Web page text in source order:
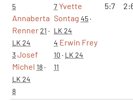
5
Annaberta
Renner21 ·
LK 24
3Josef
Michel 18·
LK 24
8
7Yvette
Sontag 45·
LK 24
4 Erwin Frey
10 · LK 24
11
5:7